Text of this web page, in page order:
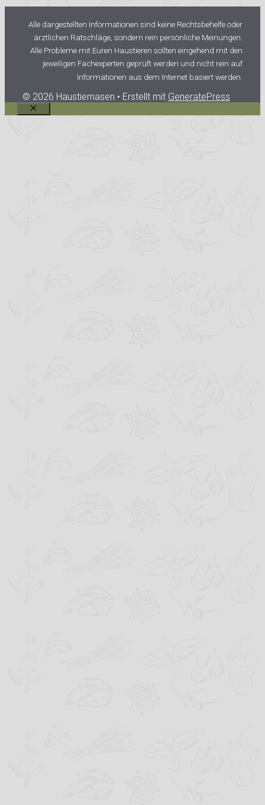
Alle dargestellten Informationen sind keine Rechtsbehelfe oder
ärztlichen Ratschläge, sondern rein persönliche Meinungen.
Alle Probleme mit Euren Haustieren sollten eingehend mit den
jeweiligen Fachexperten geprüft werden und nicht rein auf
Informationen aus dem Internet basiert werden.
© 2026 Haustiernasen • Erstellt mit GeneratePress
Schließen